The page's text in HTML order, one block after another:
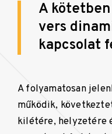
A
vers
kapcsolat
A folyamatosan
működik,
kilétére, helyzetére